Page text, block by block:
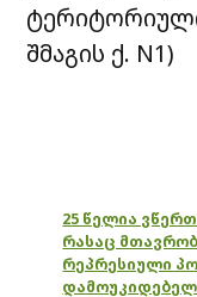
შმაგის ქ. N1)
25 წელია
რასაც
რეპრესიული
დამოუკიდებელ